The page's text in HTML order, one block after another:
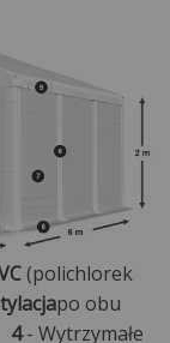
(polichlorek
po obu
4- Wytrzymałe